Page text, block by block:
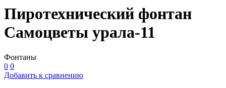
Пиротехнический фонтан
Самоцветы урала-11
Фонтаны
0 0
Добавить к сравнению